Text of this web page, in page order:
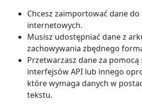
Chcesz zaimportować dane do
internetowych.
Musisz udostępniać dane z
zachowywania zbędnego
Przetwarzasz dane za
interfejsów API lub innego
które wymaga danych w
tekstu.